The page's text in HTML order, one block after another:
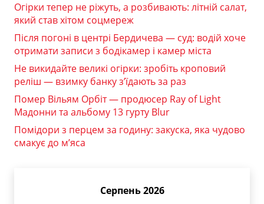
Огірки тепер не ріжуть, а розбивають: літній салат,
який став хітом соцмереж
Після погоні в центрі Бердичева — суд: водій хоче
отримати записи з бодікамер і камер міста
Не викидайте великі огірки: зробіть кроповий
реліш — взимку банку з’їдають за раз
Помер Вільям Орбіт — продюсер Ray of Light
Мадонни та альбому 13 гурту Blur
Помідори з перцем за годину: закуска, яка чудово
смакує до м’яса
Серпень 2026